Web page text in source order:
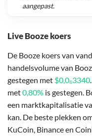
Live Booze koers
De Booze koers van
handelsvolume van
gestegen met $0,0₆3340
met0,80% is gestegen.
een marktkapitalisatie
kan. De beste plekken
KuCoin, Binance en
aangepast.